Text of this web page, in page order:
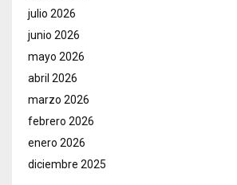
julio 2026
junio 2026
mayo 2026
abril 2026
marzo 2026
febrero 2026
enero 2026
diciembre 2025